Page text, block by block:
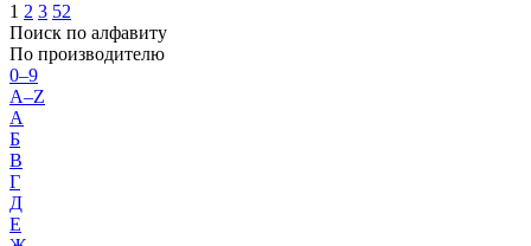
1 2 3 52
Поиск по алфавиту
По производителю
0–9
A–Z
А
Б
В
Г
Д
Е